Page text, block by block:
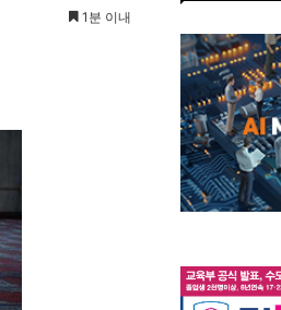
1분 이내